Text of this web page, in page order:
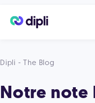
Dipli - The Blog
Notre note